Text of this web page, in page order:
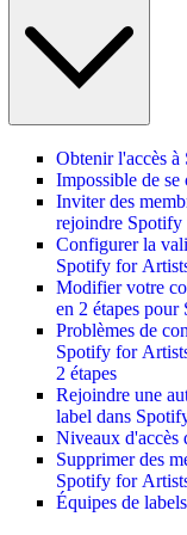
Obtenir l'accès
Impossible de se
Inviter des
rejoindre
Configurer la
Spotify for
Modifier votre
en 2 étapes
Problèmes de
Spotify for
2 étapes
Rejoindre une
label dans
Niveaux d'accès
Supprimer des
Spotify for
Équipes de